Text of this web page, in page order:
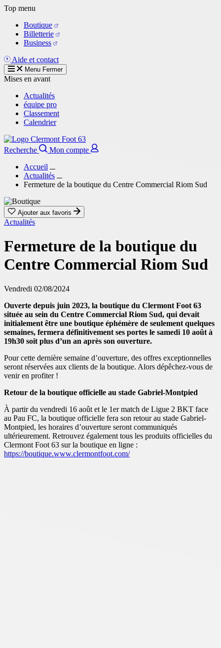
Aller
contenu
principal
Top menu
Boutique
Billetterie
Business
Aide et contact
Menu Fermer
Mises en avant
Actualités
équipe pro
Classement
Calendrier
Recherche
Mon compte
Accueil
Actualités
Fermeture de la boutique du Centre Commercial Riom Sud
Ajouter aux favoris
Actualités
Fermeture de la boutique du
Centre Commercial Riom Sud
Vendredi 02/08/2024
Ouverte depuis juin 2023, la boutique du Clermont Foot 63
située au sein du Centre Commercial Riom Sud, qui devait
initialement être une boutique éphémère de seulement quelques
semaines, fermera définitivement ses portes le samedi 10 août à
19h30 soit plus d’un an après son ouverture.
Pour cette dernière semaine d’ouverture, des offres exceptionnelles
seront réservées aux clients de la boutique. Alors dépêchez-vous de
venir en profiter !
Retour de la boutique officielle au stade Gabriel-Montpied
À partir du vendredi 16 août et le 1er match de Ligue 2 BKT face
au Pau FC, la boutique officielle fera son retour au stade Gabriel-
Montpied, les horaires d’ouverture seront communiqués
ultérieurement. Retrouvez également tous les produits officielles du
Clermont Foot 63 sur la boutique en ligne :
https://boutique.www.clermontfoot.com/